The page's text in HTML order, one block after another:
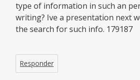
type of information in such an
writing? Ive a presentation next
the search for such info. 179187
Responder